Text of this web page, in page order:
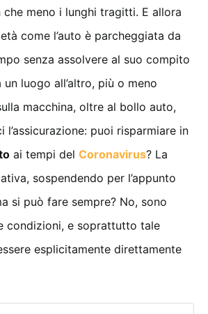
che meno i lunghi tragitti. E allora
come l’auto è parcheggiata da
senza assolvere al suo compito
luogo all’altro, più o meno
macchina, oltre al bollo auto,
l’assicurazione: puoi risparmiare in
ai tempi del Coronavirus? La
sospendendo per l’appunto
si può fare sempre? No, sono
condizioni, e soprattutto tale
esplicitamente direttamente